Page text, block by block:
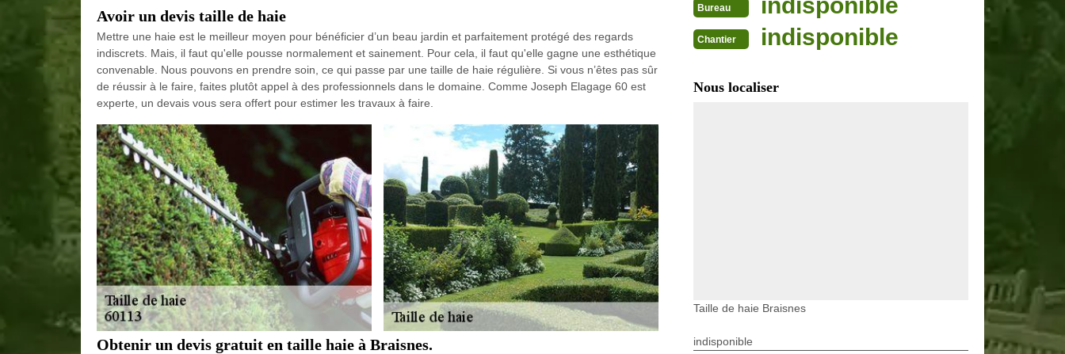
Avoir un devis taille de haie
Mettre une haie est le meilleur moyen pour bénéficier d’un beau jardin et parfaitement protégé des regards
indiscrets. Mais, il faut qu'elle pousse normalement et sainement. Pour cela, il faut qu'elle gagne une esthétique
convenable. Nous pouvons en prendre soin, ce qui passe par une taille de haie régulière. Si vous n’êtes pas sûr
de réussir à le faire, faites plutôt appel à des professionnels dans le domaine. Comme Joseph Elagage 60 est
experte, un devais vous sera offert pour estimer les travaux à faire.
Obtenir un devis gratuit en taille haie à Braisnes.
Bureau
Chantier indisponible
Nous localiser
Taille de haie Braisnes
indisponible